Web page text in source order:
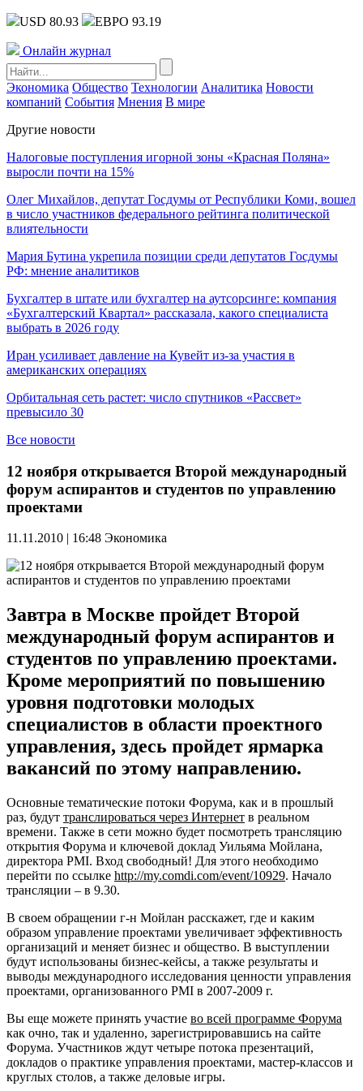
USD 80.93 ЕВРО 93.19
Онлайн журнал
Экономика Общество Технологии Аналитика Новости
компаний События Мнения В мире
Другие новости
Налоговые поступления игорной зоны «Красная Поляна»
выросли почти на 15%
Олег Михайлов, депутат Госдумы от Республики Коми, вошел
в число участников федерального рейтинга политической
влиятельности
Мария Бутина укрепила позиции среди депутатов Госдумы
РФ: мнение аналитиков
Бухгалтер в штате или бухгалтер на аутсорсинге: компания
«Бухгалтерский Квартал» рассказала, какого специалиста
выбрать в 2026 году
Иран усиливает давление на Кувейт из-за участия в
американских операциях
Орбитальная сеть растет: число спутников «Рассвет»
превысило 30
Все новости
12 ноября открывается Второй международный
форум аспирантов и студентов по управлению
проектами
11.11.2010 | 16:48 Экономика
Завтра в Москве пройдет Второй
международный форум аспирантов и
студентов по управлению проектами.
Кроме мероприятий по повышению
уровня подготовки молодых
специалистов в области проектного
управления, здесь пройдет ярмарка
вакансий по этому направлению.
Основные тематические потоки Форума, как и в прошлый
раз, будут транслироваться через Интернет в реальном
времени. Также в сети можно будет посмотреть трансляцию
открытия Форума и ключевой доклад Уильяма Мойлана,
директора PMI. Вход свободный! Для этого необходимо
перейти по ссылке http://my.comdi.com/event/10929. Начало
трансляции – в 9.30.
В своем обращении г-н Мойлан расскажет, где и каким
образом управление проектами увеличивает эффективность
организаций и меняет бизнес и общество. В выступлении
будут использованы бизнес-кейсы, а также результаты и
выводы международного исследования ценности управления
проектами, организованного PMI в 2007-2009 г.
Вы еще можете принять участие во всей программе Форума
как очно, так и удаленно, зарегистрировавшись на сайте
Форума. Участников ждут четыре потока презентаций,
докладов о практике управления проектами, мастер-классов и
круглых столов, а также деловые игры.